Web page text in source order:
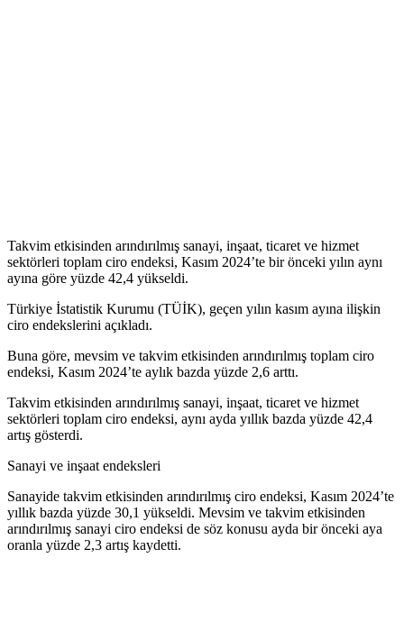
Takvim etkisinden arındırılmış sanayi, inşaat, ticaret ve hizmet
sektörleri toplam ciro endeksi, Kasım 2024’te bir önceki yılın aynı
ayına göre yüzde 42,4 yükseldi.
Türkiye İstatistik Kurumu (TÜİK), geçen yılın kasım ayına ilişkin
ciro endekslerini açıkladı.
Buna göre, mevsim ve takvim etkisinden arındırılmış toplam ciro
endeksi, Kasım 2024’te aylık bazda yüzde 2,6 arttı.
Takvim etkisinden arındırılmış sanayi, inşaat, ticaret ve hizmet
sektörleri toplam ciro endeksi, aynı ayda yıllık bazda yüzde 42,4
artış gösterdi.
Sanayi ve inşaat endeksleri
Sanayide takvim etkisinden arındırılmış ciro endeksi, Kasım 2024’te
yıllık bazda yüzde 30,1 yükseldi. Mevsim ve takvim etkisinden
arındırılmış sanayi ciro endeksi de söz konusu ayda bir önceki aya
oranla yüzde 2,3 artış kaydetti.